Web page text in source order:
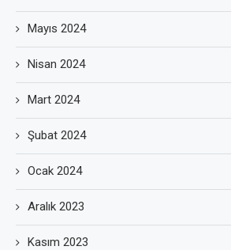
Mayıs 2024
Nisan 2024
Mart 2024
Şubat 2024
Ocak 2024
Aralık 2023
Kasım 2023